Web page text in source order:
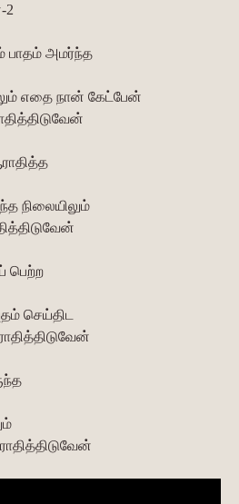
2
பாதம் அமர்ந்த
எதை நான் கேட்பேன்
நிலையிலும்
பெற்ற
செய்திட